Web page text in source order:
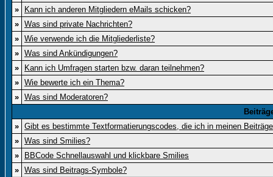
»
Kann ich anderen Mitgliedern eMails schicken?
» Was sind private Nachrichten?
» Wie verwende ich die Mitgliederliste?
» Was sind Ankündigungen?
»
Kann ich Umfragen starten bzw. daran teilnehmen?
» Wie bewerte ich ein Thema?
» Was sind Moderatoren?
» Gibt es bestimmte Textformatierungscodes, die ich in meinen
» Was sind Smilies?
»
BBCode Schnellauswahl und klickbare Smilies
» Was sind Beitrags-Symbole?